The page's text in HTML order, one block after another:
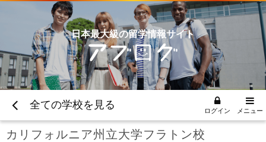
日本最大級の留学情報サイト
全ての学校を見る ログイン メニュー
カリフォルニア州立大学フラトン校